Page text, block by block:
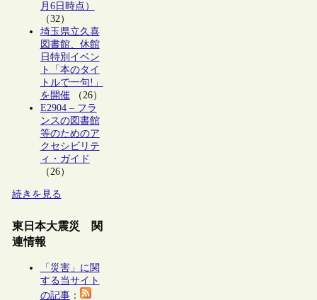
月6日時点）
（32）
埼玉県立久喜
図書館、休館
日特別イベン
ト「本のタイ
トルで一句!」
を開催（26）
E2904 – フラ
ンスの図書館
等のためのア
クセシビリテ
ィ・ガイド
（26）
続きを見る
東日本大震災 関
連情報
「災害」に関
する当サイト
の記事：